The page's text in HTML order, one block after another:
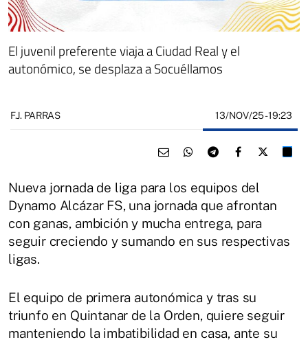
El juvenil preferente viaja a Ciudad Real y el
autonómico, se desplaza a Socuéllamos
F.J. PARRAS 13/NOV/25- 19:23
Nueva jornada de liga para los equipos del
Dynamo Alcázar FS, una jornada que afrontan
con ganas, ambición y mucha entrega, para
seguir creciendo y sumando en sus respectivas
ligas.
El equipo de primera autonómica y tras su
triunfo en Quintanar de la Orden, quiere seguir
manteniendo la imbatibilidad en casa, ante su